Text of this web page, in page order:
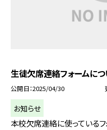
生徒欠席連絡フォームにつ
公開日 2025/04/30
お知らせ
本校欠席連絡に使っている